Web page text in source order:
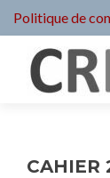
Politique de
CAHIER